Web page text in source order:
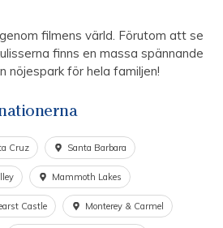
filmens värld. Förutom att se
finns en massa spännande
nöjespark för hela familjen!
Cruz Santa Barbara
Mammoth Lakes
Castle Monterey & Carmel